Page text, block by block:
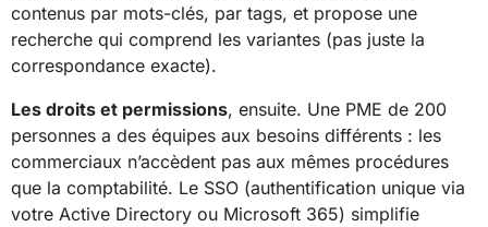
contenus par mots-clés, par tags, et propose une
recherche qui comprend les variantes (pas juste la
correspondance exacte).
Les droits et permissions, ensuite. Une PME de 200
personnes a des équipes aux besoins différents : les
commerciaux n’accèdent pas aux mêmes procédures
que la comptabilité. Le SSO (authentification unique via
votre Active Directory ou Microsoft 365) simplifie